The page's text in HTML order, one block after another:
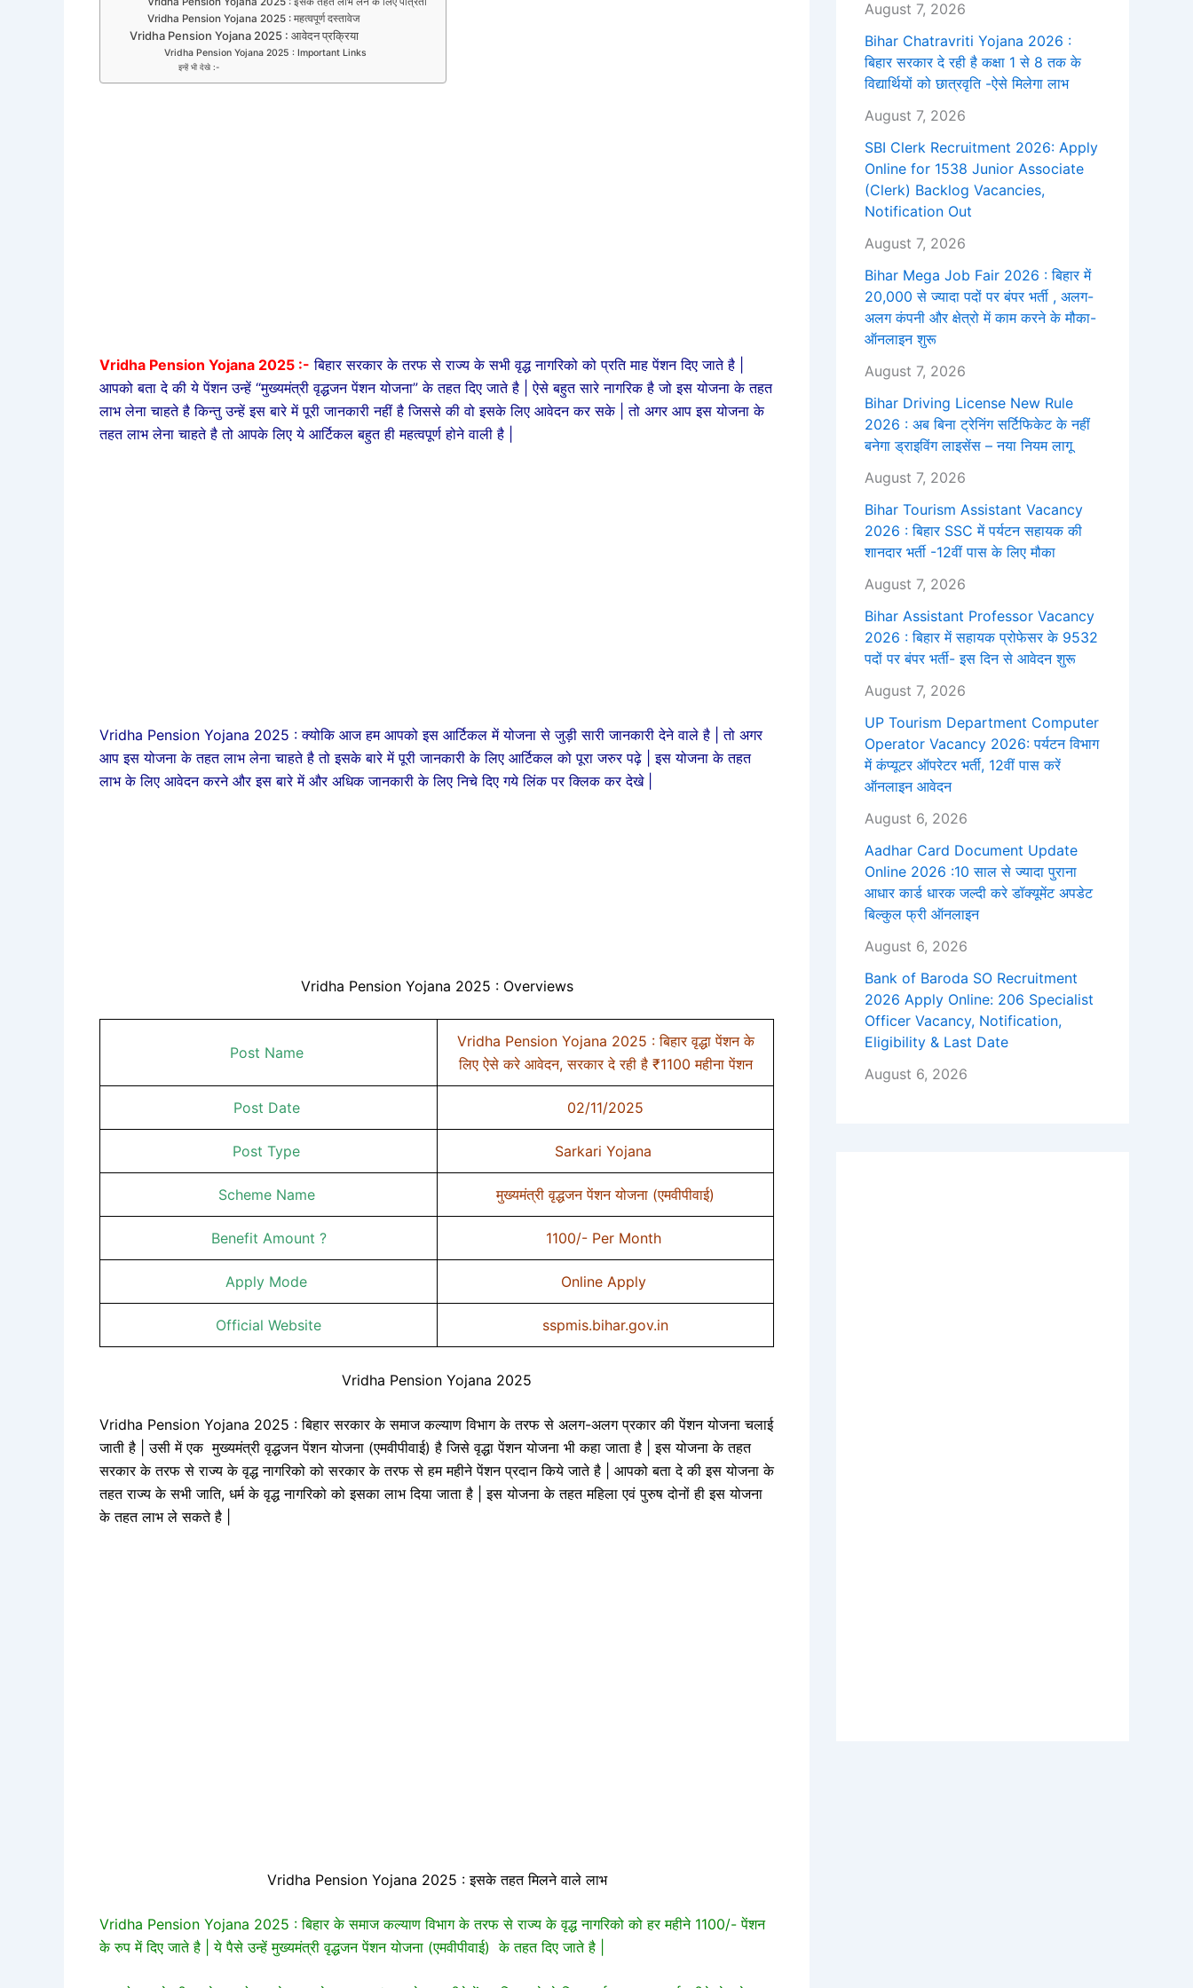
Vridha Pension Yojana 2025 : महत्वपूर्ण दस्तावेज
Vridha Pension Yojana 2025 : आवेदन प्रक्रिया
Vridha Pension Yojana 2025 : Important Links
इन्हें भी देखे :-
Vridha Pension Yojana 2025 :- बिहार सरकार के तरफ से राज्य के सभी वृद्ध नागरिको को प्रति माह पेंशन दिए जाते है |
आपको बता दे की ये पेंशन उन्हें “मुख्यमंत्री वृद्धजन पेंशन योजना” के तहत दिए जाते है | ऐसे बहुत सारे नागरिक है जो इस योजना के तहत
लाभ लेना चाहते है किन्तु उन्हें इस बारे में पूरी जानकारी नहीं है जिससे की वो इसके लिए आवेदन कर सके | तो अगर आप इस योजना के
तहत लाभ लेना चाहते है तो आपके लिए ये आर्टिकल बहुत ही महत्वपूर्ण होने वाली है |
Vridha Pension Yojana 2025 : क्योकि आज हम आपको इस आर्टिकल में योजना से जुड़ी सारी जानकारी देने वाले है | तो अगर
आप इस योजना के तहत लाभ लेना चाहते है तो इसके बारे में पूरी जानकारी के लिए आर्टिकल को पूरा जरुर पढ़े | इस योजना के तहत
लाभ के लिए आवेदन करने और इस बारे में और अधिक जानकारी के लिए निचे दिए गये लिंक पर क्लिक कर देखे |
Vridha Pension Yojana 2025 : Overviews
Post Name
Vridha Pension Yojana 2025 : बिहार वृद्धा पेंशन के
लिए ऐसे करे आवेदन, सरकार दे रही है ₹1100 महीना पेंशन
Post Date 02/11/2025
Post Type Sarkari Yojana
Scheme Name मुख्यमंत्री वृद्धजन पेंशन योजना (एमवीपीवाई)
Benefit Amount ? 1100/- Per Month
Apply Mode Online Apply
Official Website sspmis.bihar.gov.in
Vridha Pension Yojana 2025
Vridha Pension Yojana 2025 : बिहार सरकार के समाज कल्याण विभाग के तरफ से अलग-अलग प्रकार की पेंशन योजना चलाई
जाती है | उसी में एक मुख्यमंत्री वृद्धजन पेंशन योजना (एमवीपीवाई) है जिसे वृद्धा पेंशन योजना भी कहा जाता है | इस योजना के तहत
सरकार के तरफ से राज्य के वृद्ध नागरिको को सरकार के तरफ से हम महीने पेंशन प्रदान किये जाते है | आपको बता दे की इस योजना के
तहत राज्य के सभी जाति, धर्म के वृद्ध नागरिको को इसका लाभ दिया जाता है | इस योजना के तहत महिला एवं पुरुष दोनों ही इस योजना
के तहत लाभ ले सकते है |
Vridha Pension Yojana 2025 : इसके तहत मिलने वाले लाभ
Vridha Pension Yojana 2025 : बिहार के समाज कल्याण विभाग के तरफ से राज्य के वृद्ध नागरिको को हर महीने 1100/- पेंशन
के रुप में दिए जाते है | ये पैसे उन्हें मुख्यमंत्री वृद्धजन पेंशन योजना (एमवीपीवाई) के तहत दिए जाते है |
August 7, 2026
Bihar Chatravriti Yojana 2026 :
बिहार सरकार दे रही है कक्षा 1 से 8 तक के
विद्यार्थियों को छात्रवृति -ऐसे मिलेगा लाभ
August 7, 2026
SBI Clerk Recruitment 2026: Apply
Online for 1538 Junior Associate
(Clerk) Backlog Vacancies,
Notification Out
August 7, 2026
Bihar Mega Job Fair 2026 : बिहार में
20,000 से ज्यादा पदों पर बंपर भर्ती , अलग-
अलग कंपनी और क्षेत्रो में काम करने के मौका-
ऑनलाइन शुरू
August 7, 2026
Bihar Driving License New Rule
2026 : अब बिना ट्रेनिंग सर्टिफिकेट के नहीं
बनेगा ड्राइविंग लाइसेंस – नया नियम लागू
August 7, 2026
Bihar Tourism Assistant Vacancy
2026 : बिहार SSC में पर्यटन सहायक की
शानदार भर्ती -12वीं पास के लिए मौका
August 7, 2026
Bihar Assistant Professor Vacancy
2026 : बिहार में सहायक प्रोफेसर के 9532
पदों पर बंपर भर्ती- इस दिन से आवेदन शुरू
August 7, 2026
UP Tourism Department Computer
Operator Vacancy 2026: पर्यटन विभाग
में कंप्यूटर ऑपरेटर भर्ती, 12वीं पास करें
ऑनलाइन आवेदन
August 6, 2026
Aadhar Card Document Update
Online 2026 :10 साल से ज्यादा पुराना
आधार कार्ड धारक जल्दी करे डॉक्यूमेंट अपडेट
बिल्कुल फ्री ऑनलाइन
August 6, 2026
Bank of Baroda SO Recruitment
2026 Apply Online: 206 Specialist
Officer Vacancy, Notification,
Eligibility & Last Date
August 6, 2026